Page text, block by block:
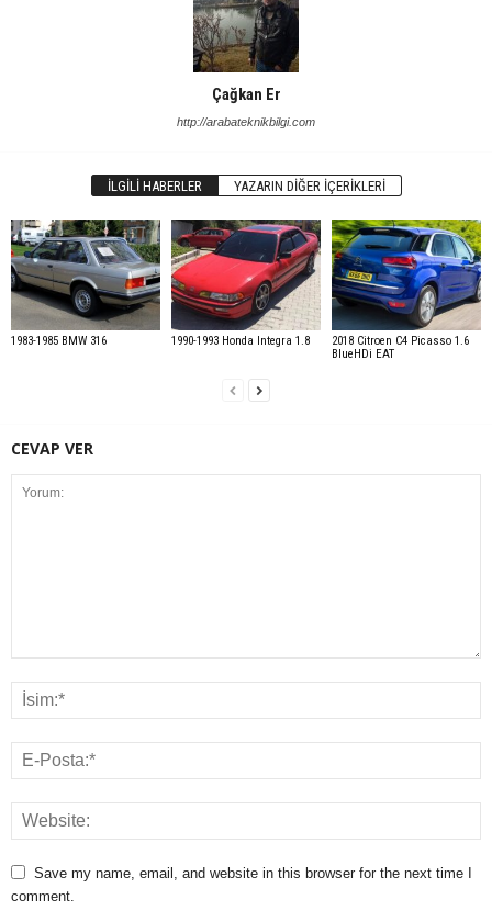
Çağkan Er
http://arabateknikbilgi.com
İLGILI HABERLER YAZARIN DIĞER İÇERIKLERI
1983-1985 BMW 316 1990-1993 Honda Integra 1.8
2018 Citroen C4 Picasso 1.6
BlueHDi EAT
CEVAP VER
Save my name, email, and website in this browser for the next time I
comment.